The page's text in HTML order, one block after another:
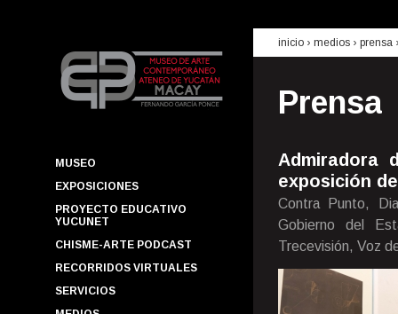
MUSEO
EXPOSICIONES
PROYECTO EDUCATIVO
YUCUNET
CHISME-ARTE PODCAST
RECORRIDOS VIRTUALES
SERVICIOS
inicio › medios › prensa
Prensa
Admiradora
exposición
Contra Punto,
Gobierno del
Trecevisión, Voz